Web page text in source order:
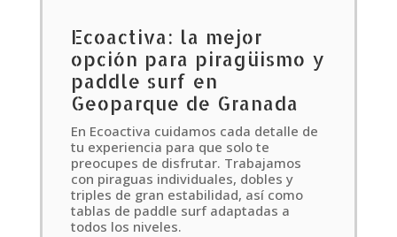
Ecoactiva: la mejor
opción para piragüismo y
paddle surf en
Geoparque de Granada
En Ecoactiva cuidamos cada detalle de
tu experiencia para que solo te
preocupes de disfrutar. Trabajamos
con piraguas individuales, dobles y
triples de gran estabilidad, así como
tablas de paddle surf adaptadas a
todos los niveles.